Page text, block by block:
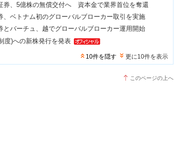
券、5億株の無償交付へ 資本金で業界首位を奪還
、ベトナム初のグローバルブローカー取引を実施
とバーチュ、越でグローバルブローカー運用開始
度)への新株発行を発表
10件を隠す 更に10件を表示
このページの上へ